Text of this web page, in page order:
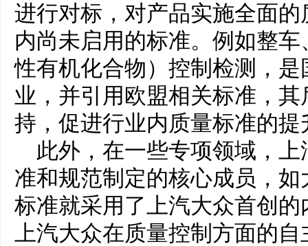
进行对标，对产品实施全面
内尚未启用的标准。例如整
性有机化合物）控制检测，
业，并引用欧盟相关标准，
持，促进行业内质量标准的提
此外，在一些专项领域，
准和规范制定的核心成员，
标准就采用了上汽大众首创
上汽大众在质量控制方面的